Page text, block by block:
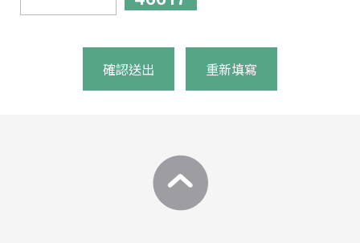
確認送出 重新填寫